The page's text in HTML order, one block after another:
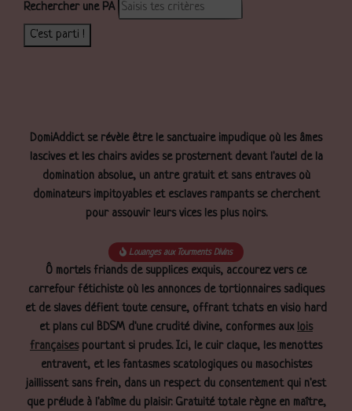
Rechercher une PA
C'est parti !
DomiAddict se révèle être le sanctuaire impudique où les âmes
lascives et les chairs avides se prosternent devant l'autel de la
domination absolue, un antre gratuit et sans entraves où
dominateurs impitoyables et esclaves rampants se cherchent
pour assouvir leurs vices les plus noirs.
Louanges aux Tourments Divins
Ô mortels friands de supplices exquis, accourez vers ce
carrefour fétichiste où les annonces de tortionnaires sadiques
et de slaves défient toute censure, offrant tchats en visio hard
et plans cul BDSM d'une crudité divine, conformes aux lois
françaisespourtant si prudes. Ici, le cuir claque, les menottes
entravent, et les fantasmes scatologiques ou masochistes
jaillissent sans frein, dans un respect du consentement qui n'est
que prélude à l'abîme du plaisir. Gratuité totale règne en maître,